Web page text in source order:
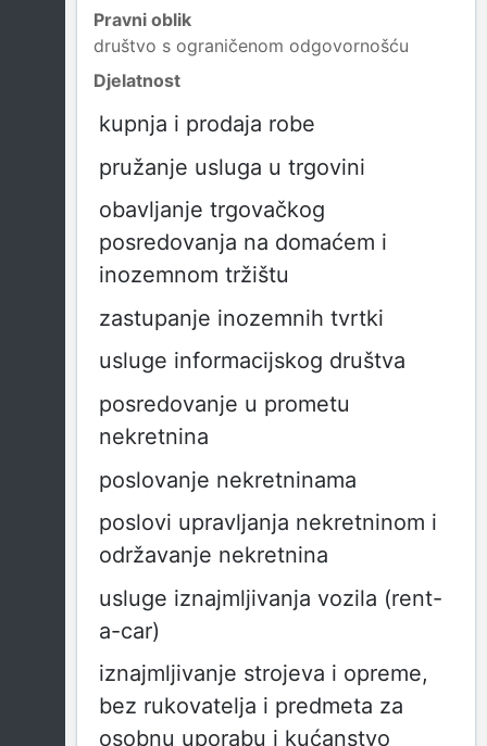
Pravni oblik
društvo s ograničenom odgovornošću
Djelatnost
kupnja i prodaja robe
pružanje usluga u trgovini
obavljanje trgovačkog
posredovanja na domaćem i
inozemnom tržištu
zastupanje inozemnih tvrtki
usluge informacijskog društva
posredovanje u prometu
nekretnina
poslovanje nekretninama
poslovi upravljanja nekretninom i
održavanje nekretnina
usluge iznajmljivanja vozila (rent-
a-car)
iznajmljivanje strojeva i opreme,
bez rukovatelja i predmeta za
osobnu uporabu i kućanstvo